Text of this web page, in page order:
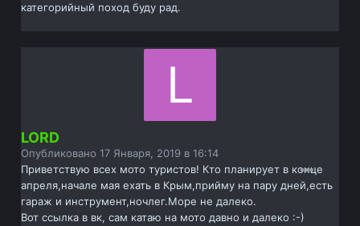
категорийный поход буду рад.
LORD
Опубликовано17 Января, 2019 в 16:14
Приветствую всех мото туристов! Кто планирует в конце
апреля,начале мая ехать в Крым,прийму на пару дней,есть
гараж и инструмент,ночлег.Море не далеко.
Вот ссылка в вк, сам катаю на мото давно и далеко :-)